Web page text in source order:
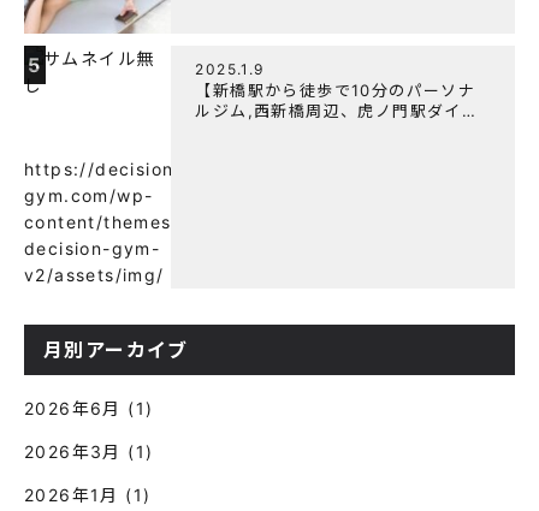
5
https://decision-
gym.com/wp-
content/themes/wp-
decision-gym-
v2/assets/img/
2025.1.9
【新橋駅から徒歩で10分のパーソナ
ルジム,西新橋周辺、虎ノ門駅ダイエ
月別アーカイブ
2026年6月 (1)
2026年3月 (1)
2026年1月 (1)